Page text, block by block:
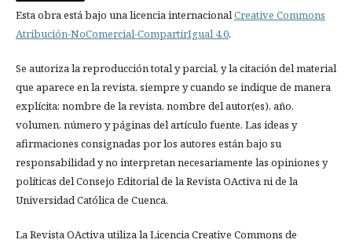
Esta obra está bajo una licencia internacionalCreative Commons
Atribución-NoComercial-CompartirIgual 4.0.
Se autoriza la reproducción total y parcial, y la citación del material
que aparece en la revista, siempre y cuando se indique de manera
explícita: nombre de la revista, nombre del autor(es), año,
volumen, número y páginas del artículo fuente. Las ideas y
afirmaciones consignadas por los autores están bajo su
responsabilidad y no interpretan necesariamente las opiniones y
políticas del Consejo Editorial de la Revista OActiva ni de la
Universidad Católica de Cuenca.
La Revista OActiva utiliza la Licencia Creative Commons de